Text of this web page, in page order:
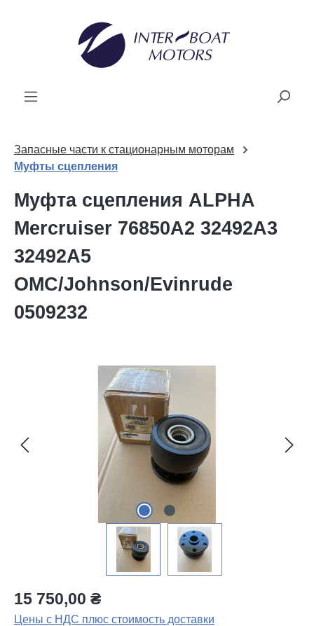
Запасные части к стационарным моторам
Муфты сцепления
Mуфта сцепления ALPHA
Mercruiser 76850A2 32492A3
32492A5
OMC/Johnson/Evinrude
0509232
Пропустить галерею изображений
15 750,00 ₴
Цены с НДС плюс стоимость доставки